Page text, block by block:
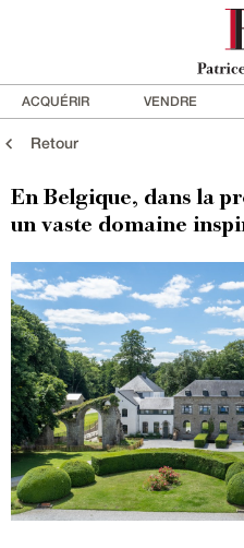
ACQUÉRIR VENDRE
Retour
En Belgique, dans la
un vaste domaine